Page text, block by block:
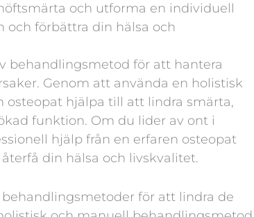
och utforma en individuell
och förbättra din hälsa och
behandlingsmetod för att hantera
Genom att använda en holistisk
hjälpa till att lindra smärta,
funktion. Om du lider av ont i
hjälp från en erfaren osteopat
din hälsa och livskvalitet.
för att lindra de